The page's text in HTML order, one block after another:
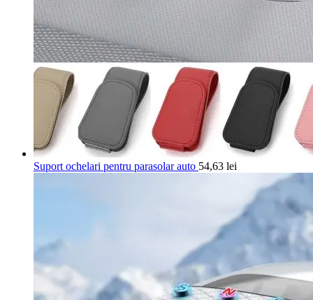
Suport ochelari pentru parasolar auto 54,63 lei